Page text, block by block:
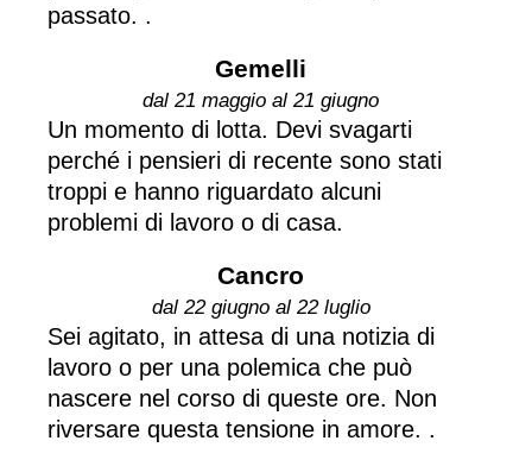
passato. .
Gemelli
dal 21 maggio al 21 giugno
Un momento di lotta. Devi svagarti
perché i pensieri di recente sono stati
troppi e hanno riguardato alcuni
problemi di lavoro o di casa.
Cancro
dal 22 giugno al 22 luglio
Sei agitato, in attesa di una notizia di
lavoro o per una polemica che può
nascere nel corso di queste ore. Non
riversare questa tensione in amore. .